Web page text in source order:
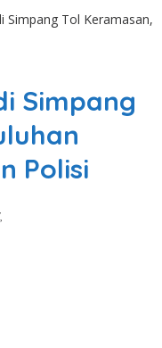
Simpang Tol Keramasan,
Simpang
Polisi